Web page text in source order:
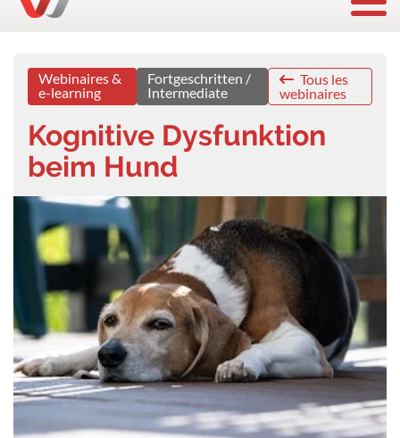
Webinaires &
e-learning
Fortgeschritten /
Intermediate
Tous les
webinaires
Kognitive Dysfunktion
beim Hund